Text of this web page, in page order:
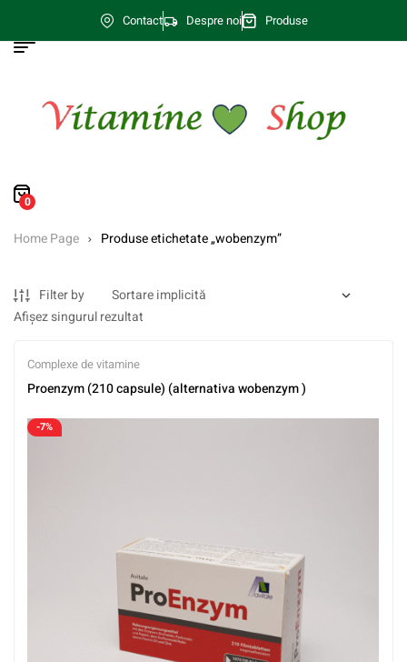
Contact Despre noi Produse
0
Home Page Produse etichetate „wobenzym”
Filter by
Afișez singurul rezultat
Complexe de vitamine
Proenzym (210 capsule) (alternativa wobenzym )
-7%